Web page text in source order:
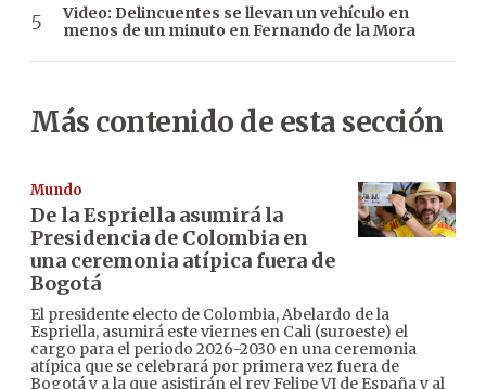
Video: Delincuentes se llevan un vehículo en
menos de un minuto en Fernando de la Mora
Más contenido de esta sección
Mundo
De la Espriella asumirá la
Presidencia de Colombia en
una ceremonia atípica fuera de
Bogotá
El presidente electo de Colombia, Abelardo de la
Espriella, asumirá este viernes en Cali (suroeste) el
cargo para el periodo 2026-2030 en una ceremonia
atípica que se celebrará por primera vez fuera de
Bogotá y a la que asistirán el rey Felipe VI de España y al